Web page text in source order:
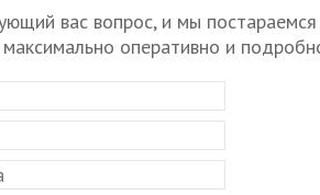
вас вопрос, и мы постараемся
максимально оперативно и